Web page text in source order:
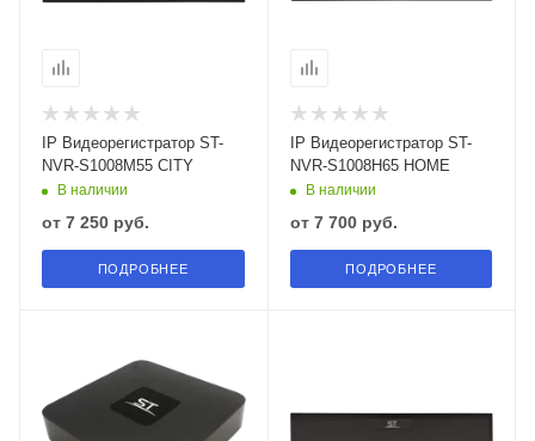
IP Видеорегистратор ST-
NVR-S1008M55 CITY
В наличии
от 7 250 руб.
ПОДРОБНЕЕ
IP Видеорегистратор ST-
NVR-S1008H65 HOME
В наличии
от 7 700 руб.
ПОДРОБНЕЕ